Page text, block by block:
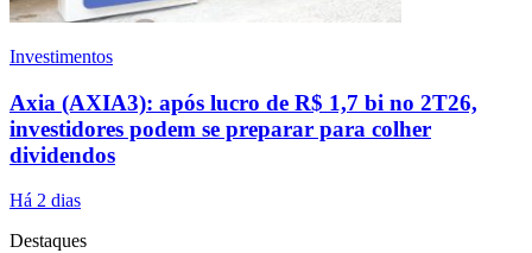
Investimentos
Axia (AXIA3): após lucro de R$ 1,7 bi no 2T26,
investidores podem se preparar para colher
dividendos
Há 2 dias
Destaques